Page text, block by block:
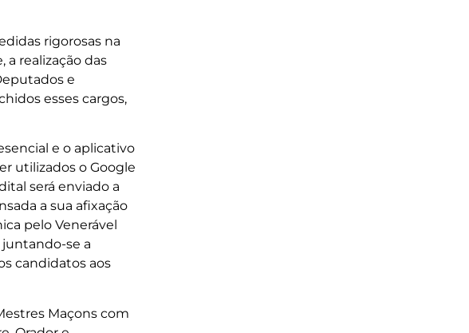
rigorosas na
realização das
e
esses cargos,
e o aplicativo
utilizados o Google
será enviado a
a sua afixação
pelo Venerável
juntando-se a
candidatos aos
Maçons com